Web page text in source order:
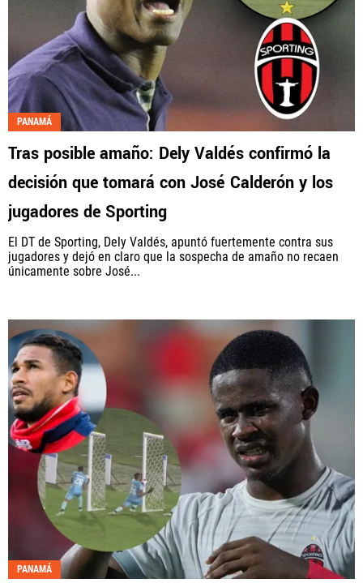
PANAMÁ
Tras posible amaño: Dely Valdés confirmó la
decisión que tomará con José Calderón y los
jugadores de Sporting
El DT de Sporting, Dely Valdés, apuntó fuertemente contra sus
jugadores y dejó en claro que la sospecha de amaño no recaen
únicamente sobre José...
PANAMÁ